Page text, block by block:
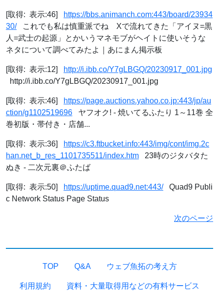
[取得: 表示:46]
https://bbs.animanch.com:443/board/23934
30/これでも私は慎重派でね Xで流れてきた「アイヌ=黒
人=武士の起源」とかいうマネモブがヘイトに使いそうな
ネタについて調べてみたよ｜あにまん掲示板
[取得: 表示:12]
http://i.ibb.co/Y7gLBGQ/20230917_001.jpg
http://i.ibb.co/Y7gLBGQ/20230917_001.jpg
[取得: 表示:46]
https://page.auctions.yahoo.co.jp:443/jp/au
ction/g1102519696 ヤフオク! - 焼いてるふたり 1～11巻 全
巻初版・帯付き・店舗...
[取得: 表示:36]
https://c3.ftbucket.info:443/img/cont/img.2c
han.net_b_res_1101735511/index.htm 23時のジタバタた
ぬき - 二次元裏＠ふたば
[取得: 表示:50] https://uptime.quad9.net:443/Quad9 Publi
c Network Status Page Status
次のページ
TOP Q&A ウェブ魚拓の考え方
利用規約 資料・大量取得用などの有料サービス